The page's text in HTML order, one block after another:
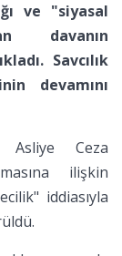
ve "siyasal
davanın
Savcılık
devamını
Asliye Ceza
ilişkin
iddiasıyla